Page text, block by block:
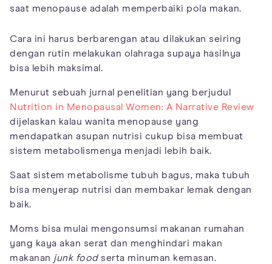
saat menopause adalah memperbaiki pola makan.
Cara ini harus berbarengan atau dilakukan seiring
dengan rutin melakukan olahraga supaya hasilnya
bisa lebih maksimal.
Menurut sebuah jurnal penelitian yang berjudul
Nutrition in Menopausal Women: A Narrative Review
dijelaskan kalau wanita menopause yang
mendapatkan asupan nutrisi cukup bisa membuat
sistem metabolismenya menjadi lebih baik.
Saat sistem metabolisme tubuh bagus, maka tubuh
bisa menyerap nutrisi dan membakar lemak dengan
baik.
Moms bisa mulai mengonsumsi makanan rumahan
yang kaya akan serat dan menghindari makan
makanan junk foodserta minuman kemasan.